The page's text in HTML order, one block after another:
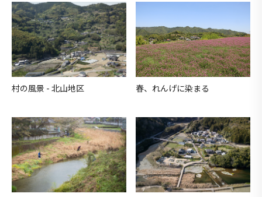
村の風景 - 北山地区 春、れんげに染まる